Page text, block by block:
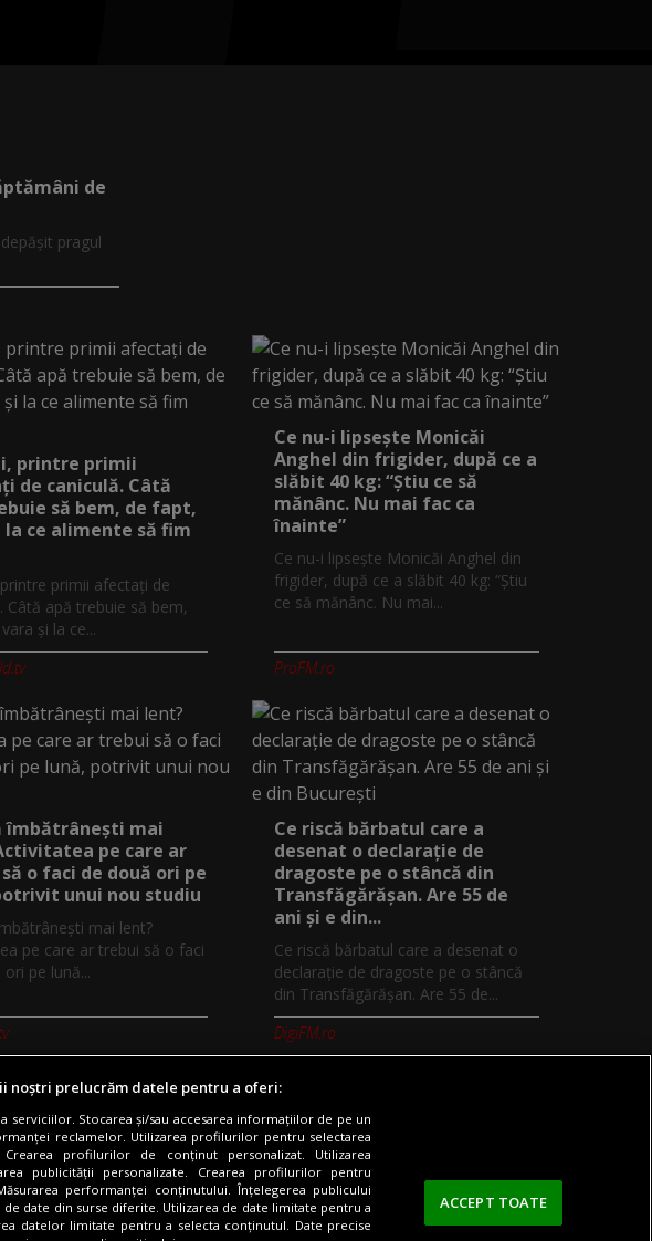
de
pragul
printre primii
de caniculă. Câtă
să bem, de fapt,
la ce alimente să fim
primii afectați de
Câtă apă trebuie să bem,
și la ce...
Ce nu-i lipsește Monicăi
Anghel din frigider, după ce a
slăbit 40 kg: “Știu ce să
mănânc. Nu mai fac ca
înainte”
Ce nu-i lipsește Monicăi Anghel din
frigider, după ce a slăbit 40 kg: “Știu
ce să mănânc. Nu mai...
ProFM.ro
îmbătrânești mai
pe care ar
o faci de două ori pe
unui nou studiu
mai lent?
pe care ar trebui să o faci
pe lună...
Ce riscă bărbatul care a
desenat o declarație de
dragoste pe o stâncă din
Transfăgărășan. Are 55 de
ani și e din...
Ce riscă bărbatul care a desenat o
declarație de dragoste pe o stâncă
din Transfăgărășan. Are 55 de...
DigiFM.ro
S.A.
de presă Abonare Digi TV Contact/Info Codul etic
noștri prelucrăm datele pentru a oferi:
serviciilor. Stocarea și/sau accesarea informațiilor de pe un
reclamelor. Utilizarea profilurilor pentru selectarea
Crearea profilurilor de conținut personalizat. Utilizarea
publicității personalizate. Crearea profilurilor pentru
performanței conținutului. Înțelegerea publicului
date din surse diferite. Utilizarea de date limitate pentru a
datelor limitate pentru a selecta conținutul. Date precise
ACCEPT TOATE